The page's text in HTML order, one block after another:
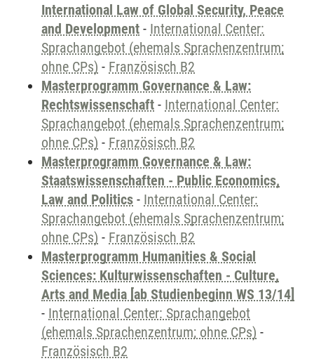
International Law of Global Security, Peace
and Development - International Center:
Sprachangebot (ehemals Sprachenzentrum;
ohne CPs) - Französisch B2
Masterprogramm Governance & Law:
Rechtswissenschaft - International Center:
Sprachangebot (ehemals Sprachenzentrum;
ohne CPs) - Französisch B2
Masterprogramm Governance & Law:
Staatswissenschaften - Public Economics,
Law and Politics - International Center:
Sprachangebot (ehemals Sprachenzentrum;
ohne CPs) - Französisch B2
Masterprogramm Humanities & Social
Sciences: Kulturwissenschaften - Culture,
Arts and Media [ab Studienbeginn WS 13/14]
- International Center: Sprachangebot
(ehemals Sprachenzentrum; ohne CPs) -
Französisch B2